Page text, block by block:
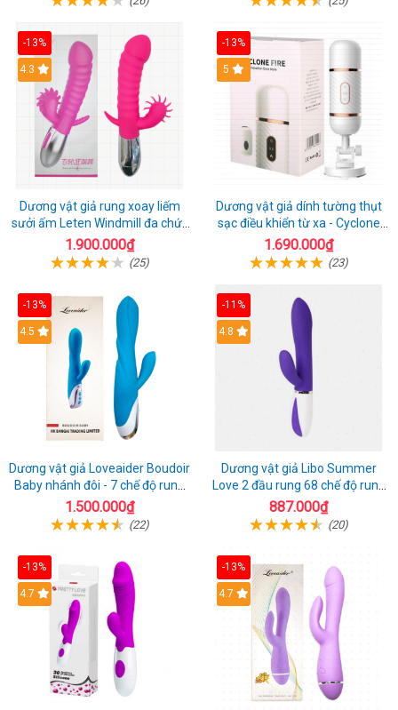
-13%
4.3
Dương vật giả rung xoay liếm
sưởi ấm Leten Windmill đa chức
năng
1.900.000₫
(25)
-13%
5
Dương vật giả dính tường thụt
sạc điều khiển từ xa - Cyclone
Fire
1.690.000₫
(23)
-13%
4.5
Dương vật giả Loveaider Boudoir
Baby nhánh đôi - 7 chế độ rung
sạc điện
1.500.000₫
(22)
-11%
4.8
Dương vật giả Libo Summer
Love 2 đầu rung 68 chế độ rung
sạc pin thỏa mãn
887.000₫
(20)
-13%
4.7
-13%
4.7